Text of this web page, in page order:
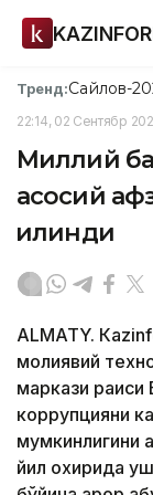
Тренд:Сайлов-
22:14, 02 Сентябр
Миллий
асосий
қилинди
ALMATY.
молиявий
маркази раиси
коррупцияни
мумкинлигини
йил охирида